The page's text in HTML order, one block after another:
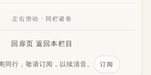
左右滑动 · 同栏诸卷
回扉页 返回本栏目
同行，敬请订阅，以续清音。 订阅